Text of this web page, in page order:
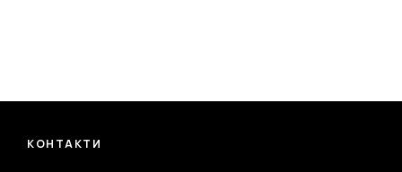
КОНТАКТИ